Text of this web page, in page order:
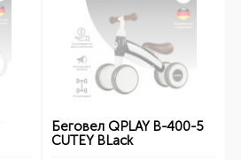
Беговел QPLAY B-400-5
CUTEY BLack